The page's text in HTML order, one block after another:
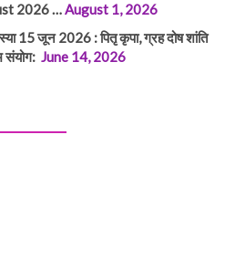
2026 …August 1, 2026
15 जून 2026 : पितृ कृपा, ग्रह दोष शांति
संयोग: June 14, 2026